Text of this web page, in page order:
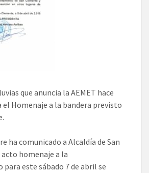
que anuncia la AEMET hace
el Homenaje a la bandera previsto
ha comunicado a Alcaldía de San
homenaje a la
para este sábado 7 de abril se